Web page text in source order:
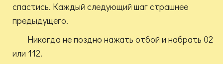
спастись. Каждый следующий шаг страшнее
предыдущего.
Никогда не поздно нажать отбой и набрать 02
или 112.